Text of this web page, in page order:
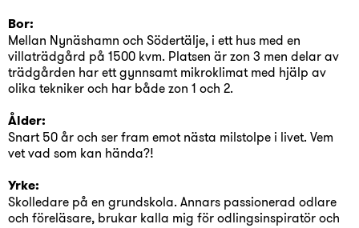
Bor:
Mellan Nynäshamn och Södertälje, i ett hus med en
villaträdgård på 1500 kvm. Platsen är zon 3 men delar av
trädgården har ett gynnsamt mikroklimat med hjälp av
olika tekniker och har både zon 1 och 2.
Ålder:
Snart 50 år och ser fram emot nästa milstolpe i livet. Vem
vet vad som kan hända?!
Yrke:
Skolledare på en grundskola. Annars passionerad odlare
och föreläsare, brukar kalla mig för odlingsinspiratör och